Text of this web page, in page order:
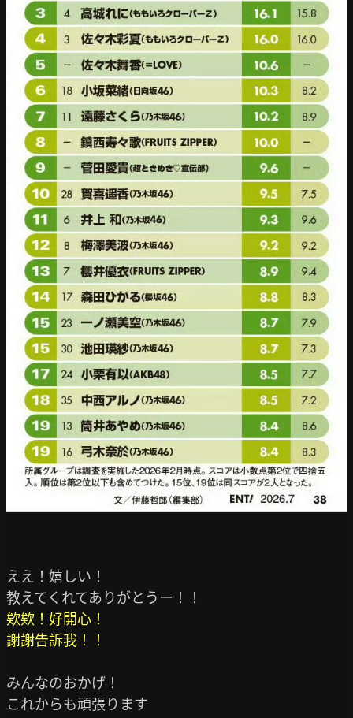
ええ！嬉しい！
欸欸！好開心！
謝謝告訴我！！
みんなのおかげ！